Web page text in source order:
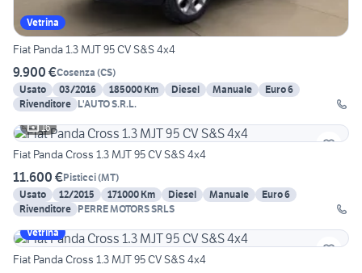
Vetrina
Fiat Panda 1.3 MJT 95 CV S&S 4x4
9.900 €Cosenza (CS)
Usato
03/2016 185000 Km Diesel Manuale
Euro 6
Rivenditore L'AUTO S.R.L.
16
Fiat Panda Cross 1.3 MJT 95 CV S&S 4x4
11.600 €Pisticci(MT)
Usato
12/2015 171000 Km Diesel Manuale
Euro 6
Rivenditore PERRE MOTORS SRLS
Vetrina
Fiat Panda Cross 1.3 MJT 95 CV S&S 4x4